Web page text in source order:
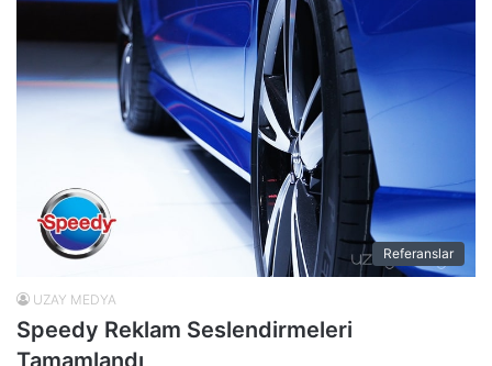
Referanslar
UZAY MEDYA
Speedy Reklam Seslendirmeleri